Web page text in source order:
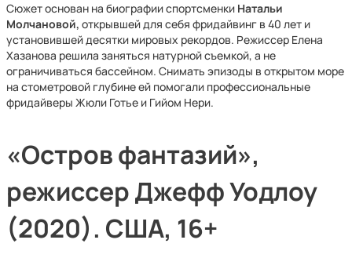
Сюжет основан на биографии спортсменки Натальи
Молчановой, открывшей для себя фридайвинг в 40 лет и
установившей десятки мировых рекордов. Режиссер Елена
Хазанова решила заняться натурной съемкой, а не
ограничиваться бассейном. Снимать эпизоды в открытом море
на стометровой глубине ей помогали профессиональные
фридайверы Жюли Готье и Гийом Нери.
«Остров фантазий»,
режиссер Джефф Уодлоу
(2020). США, 16+